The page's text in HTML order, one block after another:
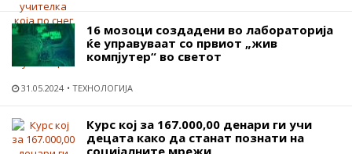
16 мозоци создадени во лабораторија
ќе управуваат со првиот „жив
компјутер“ во светот
31.05.2024 ТЕХНОЛОГИЈА
Курс кој за 167.000,00 денари ги учи
децата како да станат познати на
социјалните мрежи